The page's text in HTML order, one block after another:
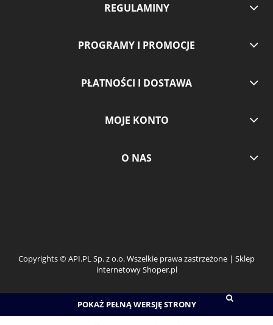
REGULAMINY
PROGRAMY I PROMOCJE
PŁATNOŚCI I DOSTAWA
MOJE KONTO
O NAS
Copyrights © API.PL Sp. z o.o. Wszelkie prawa zastrzeżone | Sklep
internetowy Shoper.pl
POKAŻ PEŁNĄ WERSJĘ STRONY